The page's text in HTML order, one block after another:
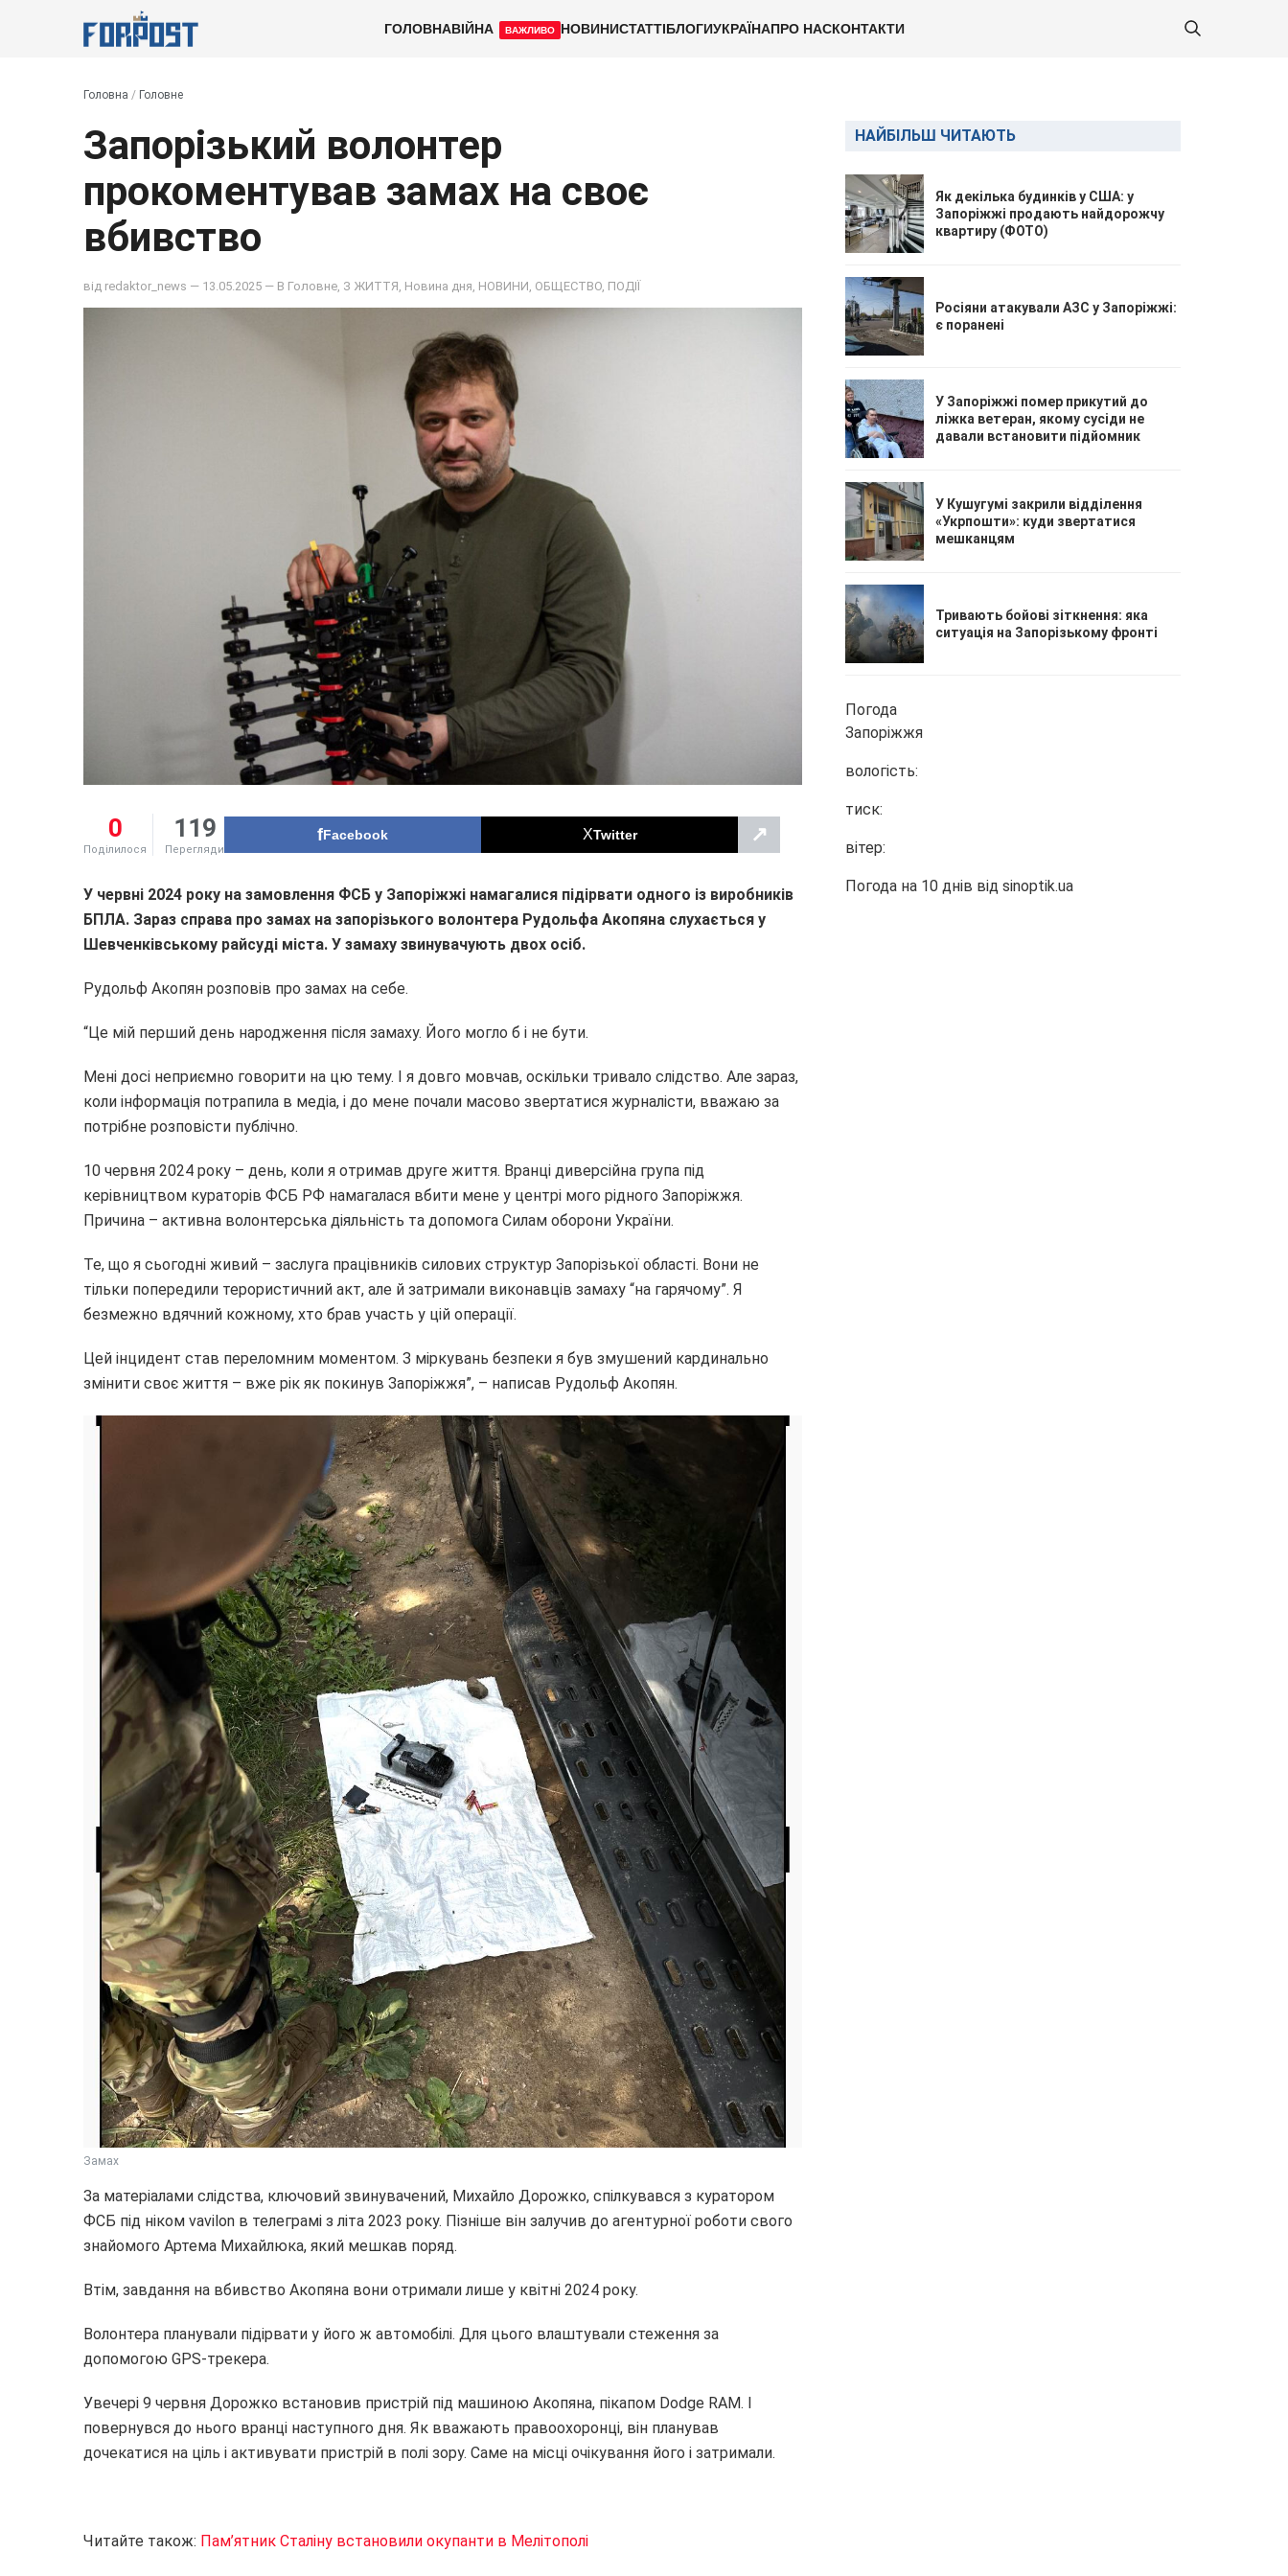
ГОЛОВНАВІЙНА ВАЖЛИВО НОВИНИСТАТТІБЛОГИУКРАЇНАПРО НАСКОНТАКТИ
Головна / Головне
Запорізький волонтер
прокоментував замах на своє
вбивство
від redaktor_news — 13.05.2025 — В Головне З ЖИТТЯ Новина дня НОВИНИ ОБЩЕСТВО ПОДІЇ
0
Поділилося
119
Перегляди
Facebook Twitter ↗
У червні 2024 року на замовлення ФСБ у Запоріжжі намагалися підірвати одного із виробників
БПЛА. Зараз справа про замах на запорізького волонтера Рудольфа Акопяна слухається у
Шевченківському райсуді міста. У замаху звинувачують двох осіб.
Рудольф Акопян розповів про замах на себе.
“Це мій перший день народження після замаху. Його могло б і не бути.
Мені досі неприємно говорити на цю тему. І я довго мовчав, оскільки тривало слідство. Але зараз,
коли інформація потрапила в медіа, і до мене почали масово звертатися журналісти, вважаю за
потрібне розповісти публічно.
10 червня 2024 року – день, коли я отримав друге життя. Вранці диверсійна група під
керівництвом кураторів ФСБ РФ намагалася вбити мене у центрі мого рідного Запоріжжя.
Причина – активна волонтерська діяльність та допомога Силам оборони України.
Те, що я сьогодні живий – заслуга працівників силових структур Запорізької області. Вони не
тільки попередили терористичний акт, але й затримали виконавців замаху “на гарячому”. Я
безмежно вдячний кожному, хто брав участь у цій операції.
Цей інцидент став переломним моментом. З міркувань безпеки я був змушений кардинально
змінити своє життя – вже рік як покинув Запоріжжя”, – написав Рудольф Акопян.
Замах
За матеріалами слідства, ключовий звинувачений, Михайло Дорожко, спілкувався з куратором
ФСБ під ніком vavilon в телеграмі з літа 2023 року. Пізніше він залучив до агентурної роботи свого
знайомого Артема Михайлюка, який мешкав поряд.
Втім, завдання на вбивство Акопяна вони отримали лише у квітні 2024 року.
Волонтера планували підірвати у його ж автомобілі. Для цього влаштували стеження за
допомогою GPS-трекера.
Увечері 9 червня Дорожко встановив пристрій під машиною Акопяна, пікапом Dodge RAM. І
повернувся до нього вранці наступного дня. Як вважають правоохоронці, він планував
дочекатися на ціль і активувати пристрій в полі зору. Саме на місці очікування його і затримали.
Читайте також: Пам’ятник Сталіну встановили окупанти в Мелітополі
НАЙБІЛЬШ ЧИТАЮТЬ
Як декілька будинків у США: у
Запоріжжі продають найдорожчу
квартиру (ФОТО)
Росіяни атакували АЗС у Запоріжжі:
є поранені
У Запоріжжі помер прикутий до
ліжка ветеран, якому сусіди не
давали встановити підйомник
У Кушугумі закрили відділення
«Укрпошти»: куди звертатися
мешканцям
Тривають бойові зіткнення: яка
ситуація на Запорізькому фронті
Погода
Запоріжжя
вологість:
тиск:
вітер:
Погода на 10 днів від sinoptik.ua